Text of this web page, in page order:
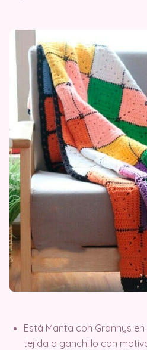
Está Manta con Grannys
tejida a ganchillo con